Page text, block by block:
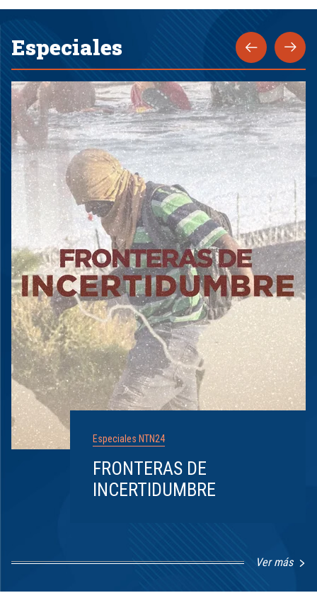
Especiales
Especiales NTN24
FRONTERAS DE
INCERTIDUMBRE
Ver más
1